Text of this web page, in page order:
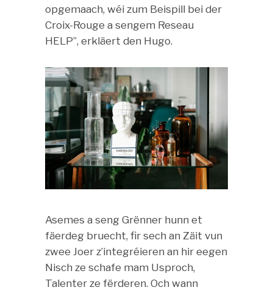
opgemaach, wéi zum Beispill bei der
Croix-Rouge a sengem Reseau
HELP”, erkläert den Hugo.
Asemes a seng Grënner hunn et
fäerdeg bruecht, fir sech an Zäit vun
zwee Joer z’integréieren an hir eegen
Nisch ze schafe mam Usproch,
Talenter ze fërderen. Och wann